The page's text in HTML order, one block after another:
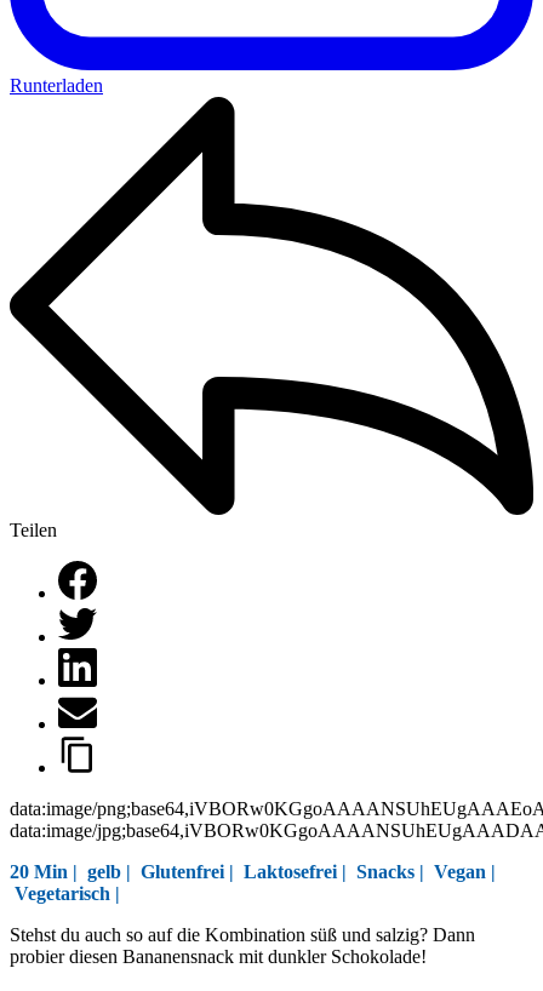
Runterladen
Teilen
data:image/
data:image/
20 Min | gelb | Glutenfrei | Laktosefrei | Snacks | Vegan |
Vegetarisch |
Stehst du auch so auf die Kombination süß und salzig? Dann
probier diesen Bananensnack mit dunkler Schokolade!